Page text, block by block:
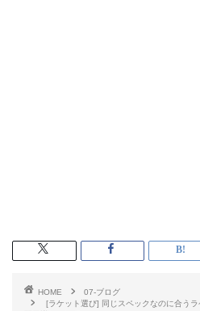
HOME
07-ブログ
[ラケット選び] 同じスペックなのに合う